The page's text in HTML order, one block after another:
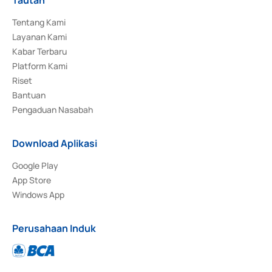
Tentang Kami
Layanan Kami
Kabar Terbaru
Platform Kami
Riset
Bantuan
Pengaduan Nasabah
Download Aplikasi
Google Play
App Store
Windows App
Perusahaan Induk